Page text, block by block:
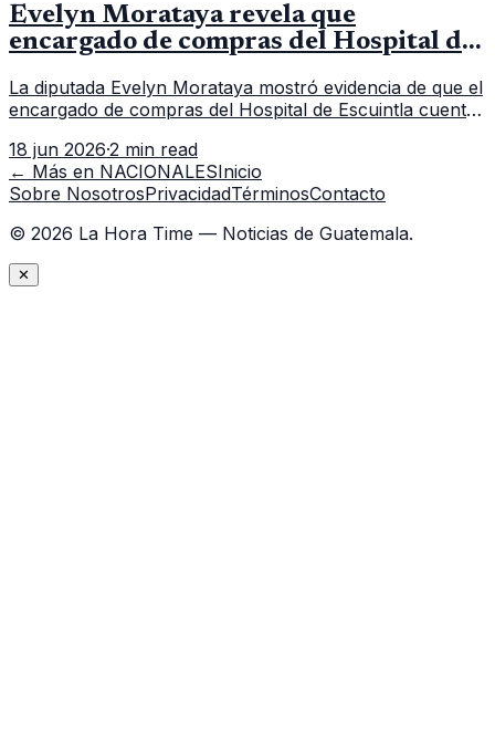
Evelyn Morataya revela que
encargado de compras del Hospital de
La diputada Evelyn Morataya mostró evidencia de que el
encargado de compras del Hospital de Escuintla cuenta
capacitación en la capital.
18 jun 2026·2 min read
← Más en NACIONALESInicio
Sobre NosotrosPrivacidadTérminosContacto
© 2026 La Hora Time — Noticias de Guatemala.